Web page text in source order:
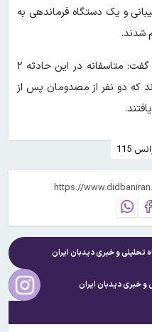
و یک دستگاه فرماندهی به
شدند.
رئیس سازمان اورژانس استان تهران گفت: متاسفانه در این حادثه ۲
مصدوم شدند که دو نفر از مصدومان پس از
115
تحلیلی و خبریدیدبان ایران
و خبریدیدبان ایران